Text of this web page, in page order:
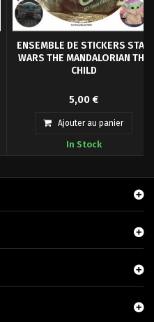
ENSEMBLE DE STICKERS STAR
WARS THE MANDALORIAN THE
CHILD
Coller votre lot de 5 stickers vinyle
de Bébé Yoda de Star Wars.
5,00 €
Ajouter au panier
In Stock